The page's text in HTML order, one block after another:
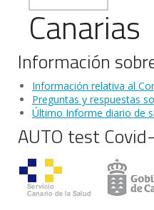
Canarias
Información
Información relativa al
Preguntas y respuestas
Último Informe diario de
AUTO test